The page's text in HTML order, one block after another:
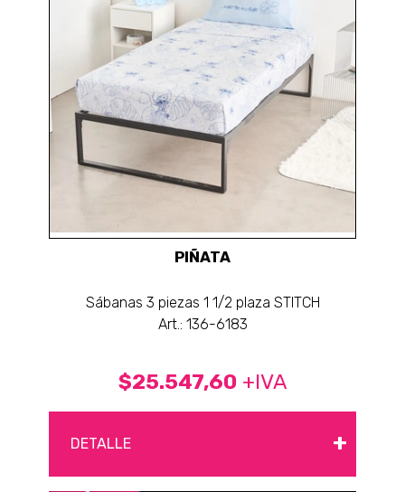
PIÑATA
Sábanas 3 piezas 1 1/2 plaza STITCH
Art.: 136-6183
$25.547,60 +IVA
DETALLE +